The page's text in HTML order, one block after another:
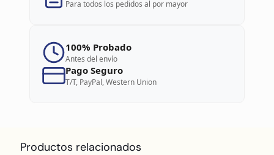
Para todos los pedidos al por mayor
100% Probado
Antes del envío
Pago Seguro
T/T, PayPal, Western Union
Productos relacionados